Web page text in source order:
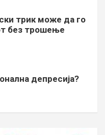
трик може да го
без трошење
депресија?